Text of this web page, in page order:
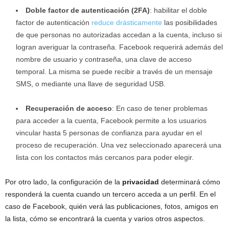
Doble factor de autenticación (2FA): habilitar el doble
factor de autenticación reduce drásticamente las posibilidades
de que personas no autorizadas accedan a la cuenta, incluso si
logran averiguar la contraseña. Facebook requerirá además del
nombre de usuario y contraseña, una clave de acceso
temporal. La misma se puede recibir a través de un mensaje
SMS, o mediante una llave de seguridad USB.
Recuperación de acceso: En caso de tener problemas
para acceder a la cuenta, Facebook permite a los usuarios
vincular hasta 5 personas de confianza para ayudar en el
proceso de recuperación. Una vez seleccionado aparecerá una
lista con los contactos más cercanos para poder elegir.
Por otro lado, la configuración de la privacidad determinará cómo
responderá la cuenta cuando un tercero acceda a un perfil. En el
caso de Facebook, quién verá las publicaciones, fotos, amigos en
la lista, cómo se encontrará la cuenta y varios otros aspectos.